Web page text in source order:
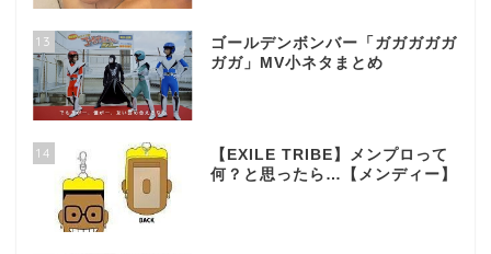
13
ゴールデンボンバー「ガガガガガ
ガガ」MV小ネタまとめ
14
【EXILE TRIBE】メンプロって
何？と思ったら…【メンディー】